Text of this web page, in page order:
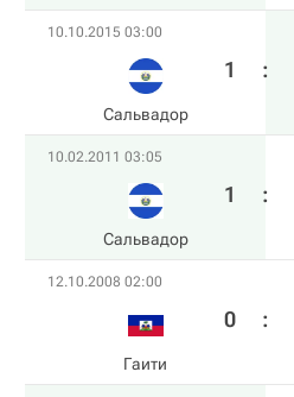
10.10.2015 03:00
Сальвадор
1 :
10.02.2011 03:05
Сальвадор
1 :
12.10.2008 02:00
Гаити
0 :